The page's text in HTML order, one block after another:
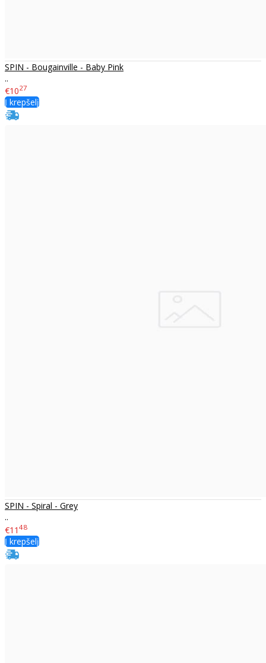
SPIN - Bougainville - Baby Pink
..
€1027
Į krepšelį
SPIN - Spiral - Grey
..
€11 48
Į krepšelį